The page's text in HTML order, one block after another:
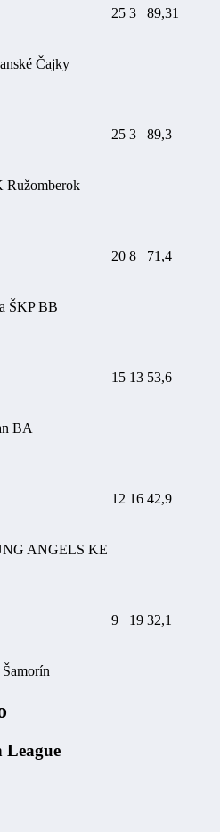
Čajky
25 3 89,31
Ružomberok
25 3 89,3
ŠKP BB
20 8 71,4
BA
15 13 53,6
ANGELS KE
12 16 42,9
9 19 32,1
League